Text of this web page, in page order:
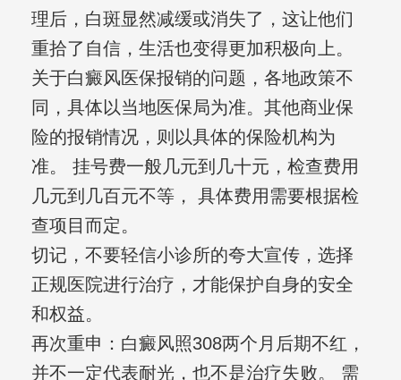
理后，白斑显然减缓或消失了，这让他们
重拾了自信，生活也变得更加积极向上。
关于白癜风医保报销的问题，各地政策不
同，具体以当地医保局为准。其他商业保
险的报销情况，则以具体的保险机构为
准。 挂号费一般几元到几十元，检查费用
几元到几百元不等， 具体费用需要根据检
查项目而定。
切记，不要轻信小诊所的夸大宣传，选择
正规医院进行治疗，才能保护自身的安全
和权益。
再次重申：白癜风照308两个月后期不红，
并不一定代表耐光，也不是治疗失败。 需